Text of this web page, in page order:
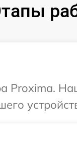
Proxima.